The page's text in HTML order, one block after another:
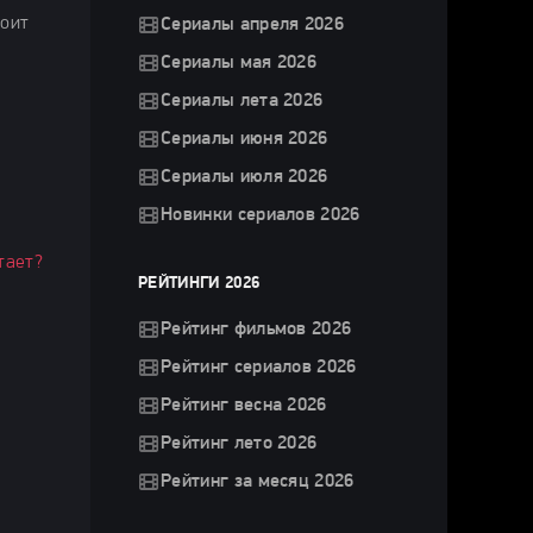
Сериалы апреля 2026
Сериалы мая 2026
Сериалы лета 2026
Сериалы июня 2026
Сериалы июля 2026
Новинки сериалов 2026
РЕЙТИНГИ 2026
Рейтинг фильмов 2026
Рейтинг сериалов 2026
Рейтинг весна 2026
Рейтинг лето 2026
Рейтинг за месяц 2026